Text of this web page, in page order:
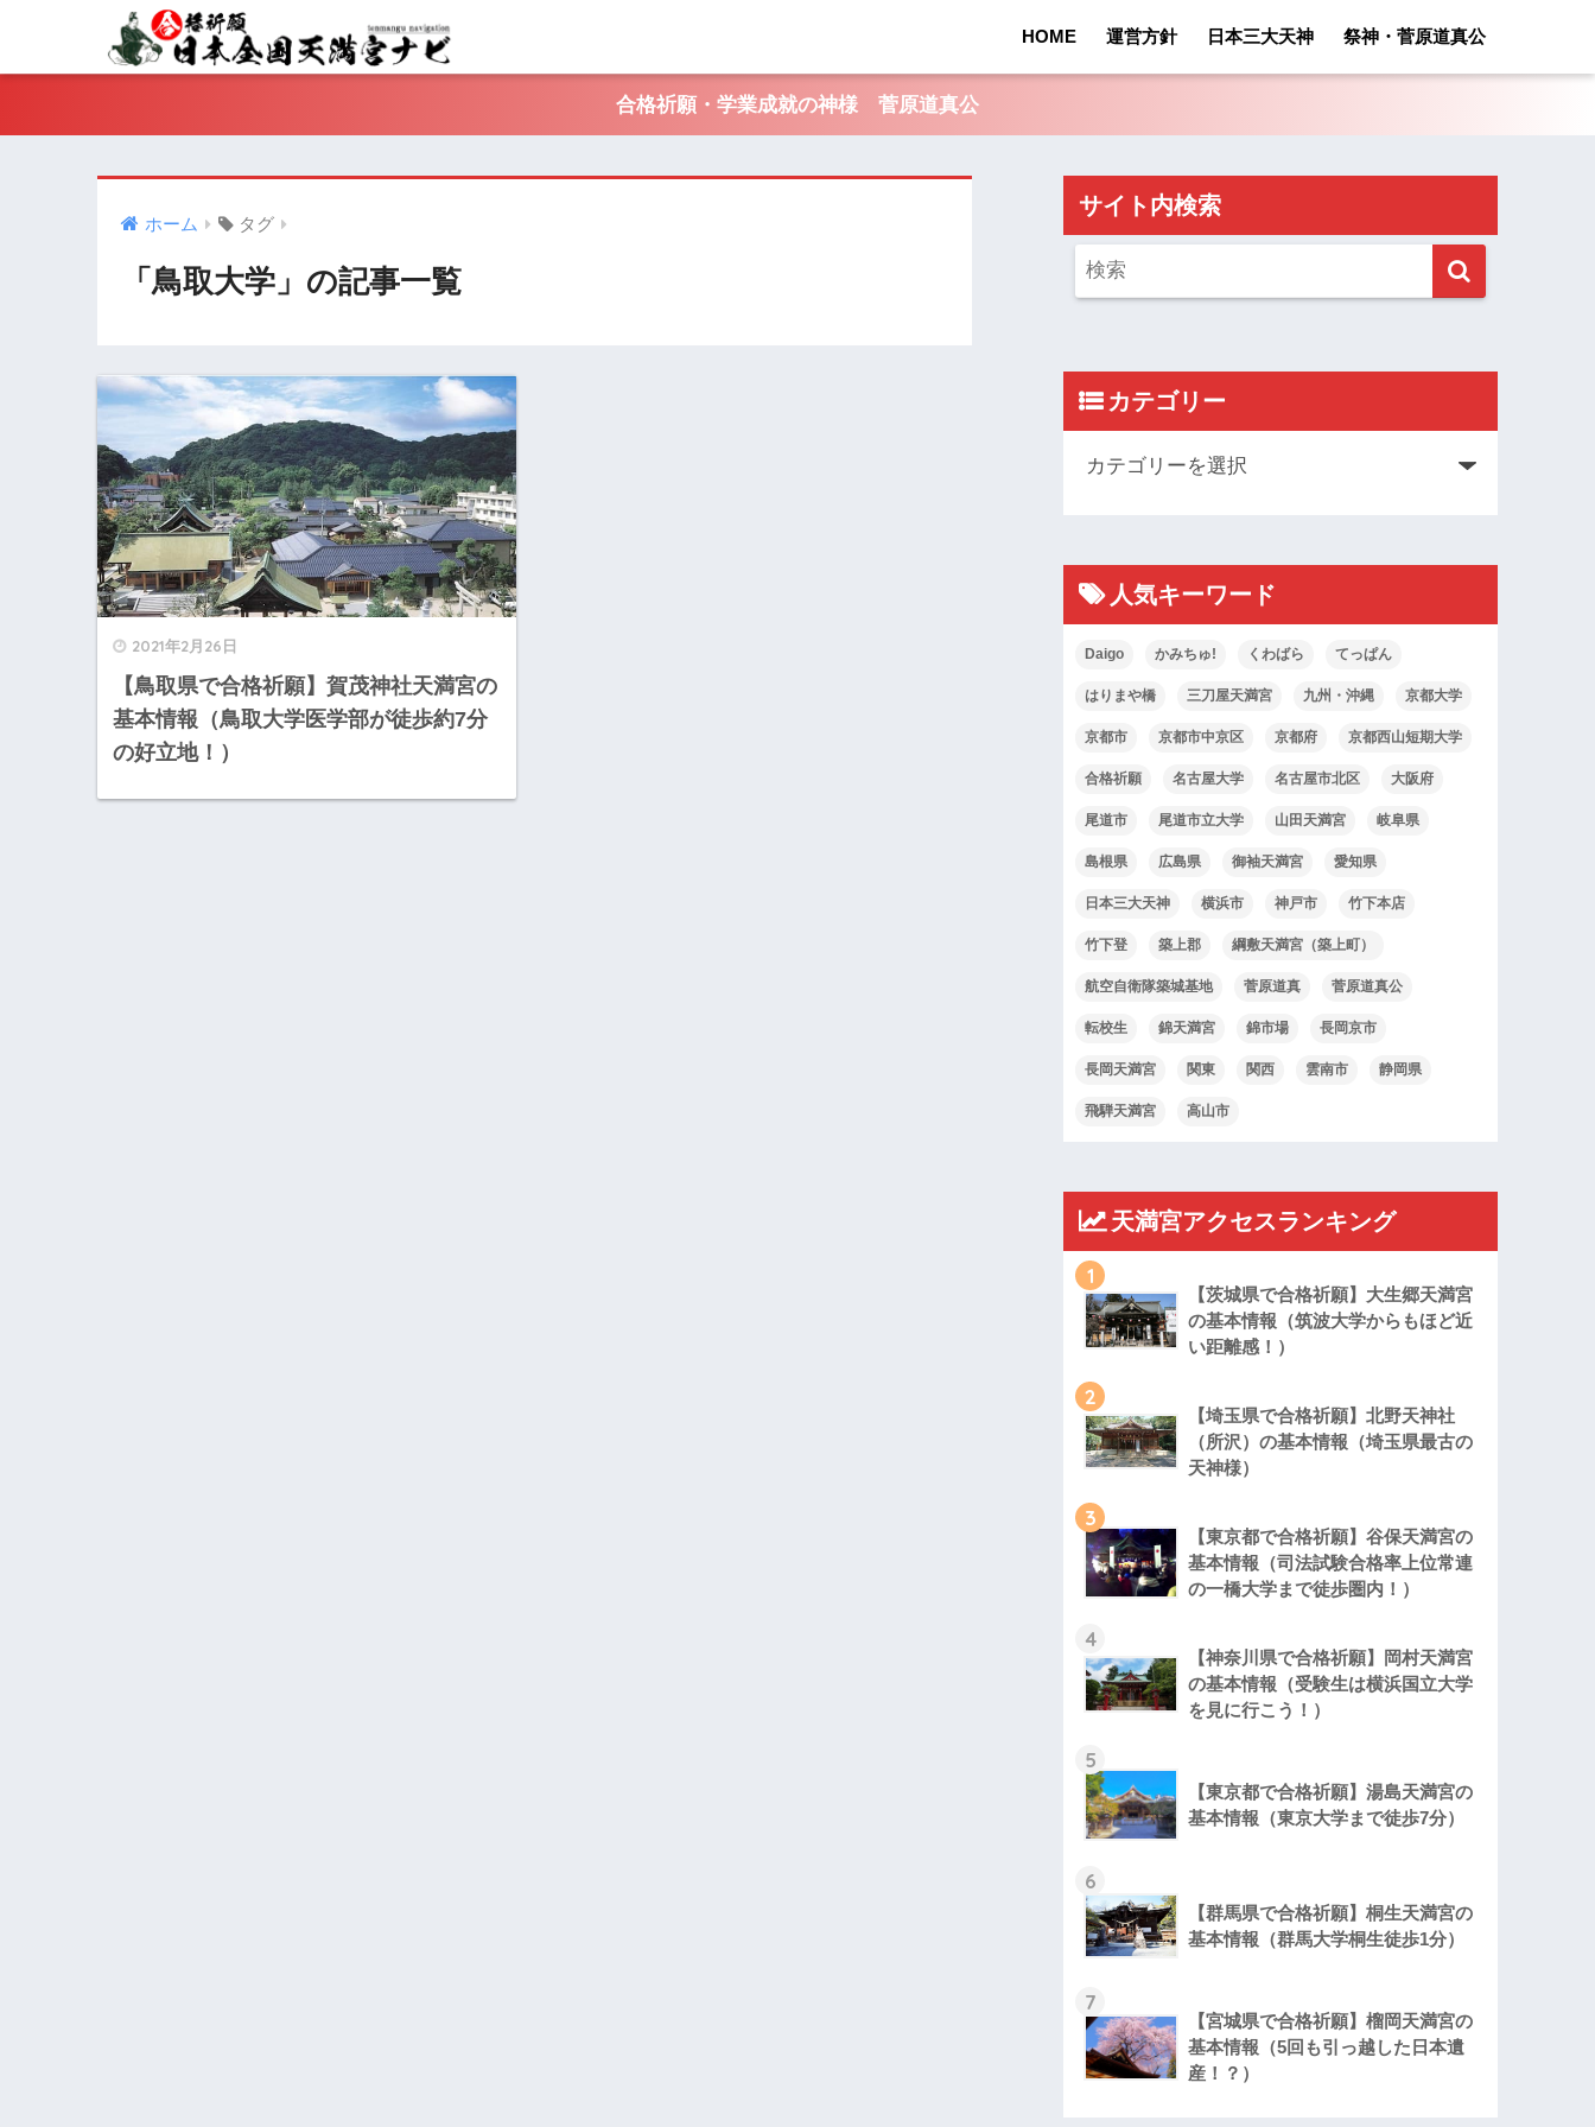
HOME 運営方針 日本三大天神 祭神・菅原道真公
合格祈願・学業成就の神様 菅原道真公
ホーム タグ
「鳥取大学」の記事一覧
2021年2月26日
【鳥取県で合格祈願】賀茂神社天満宮の
基本情報（鳥取大学医学部が徒歩約7分
の好立地！）
サイト内検索
カテゴリー
人気キーワード
Daigo かみちゅ! くわばら てっぱん
はりまや橋 三刀屋天満宮 九州・沖縄 京都大学
京都市 京都市中京区 京都府 京都西山短期大学
合格祈願 名古屋大学 名古屋市北区 大阪府
尾道市 尾道市立大学 山田天満宮 岐阜県
島根県 広島県 御袖天満宮 愛知県
日本三大天神 横浜市 神戸市 竹下本店
竹下登 築上郡 綱敷天満宮（築上町）
航空自衛隊築城基地 菅原道真 菅原道真公
転校生 錦天満宮 錦市場 長岡京市
長岡天満宮 関東 関西 雲南市 静岡県
飛騨天満宮 高山市
天満宮アクセスランキング
1
【茨城県で合格祈願】大生郷天満宮
の基本情報（筑波大学からもほど近
い距離感！）
2
【埼玉県で合格祈願】北野天神社
（所沢）の基本情報（埼玉県最古の
天神様）
3
【東京都で合格祈願】谷保天満宮の
基本情報（司法試験合格率上位常連
の一橋大学まで徒歩圏内！）
4
【神奈川県で合格祈願】岡村天満宮
の基本情報（受験生は横浜国立大学
を見に行こう！）
5
【東京都で合格祈願】湯島天満宮の
基本情報（東京大学まで徒歩7分）
6
【群馬県で合格祈願】桐生天満宮の
基本情報（群馬大学桐生徒歩1分）
7
【宮城県で合格祈願】榴岡天満宮の
基本情報（5回も引っ越した日本遺
産！？）